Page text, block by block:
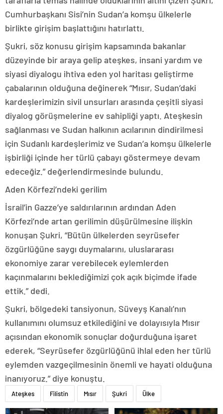
Cumhurbaşkanı Sisi’nin Sudan’a komşu ülkelerle
birlikte girişim başlattığını hatırlattı.
Şukri, söz konusu girişim kapsamında bakanlar
düzeyinde bir araya gelip ateşkes, insani yardım ve
siyasi diyalogu ihtiva eden yol haritası geliştirme
çabalarının olduğuna değinerek “Mısır, Sudan’daki
kardeşlerimizin sivil unsurları arasında çeşitli siyasi
diyalog görüşmelerine ev sahipliği yaptı. Ateşkesin
sağlanması ve Sudan halkının acılarının dindirilmesi
için Sudanlı kardeşlerimiz ve Sudan’a komşu ülkelerle
işbirliği içinde her türlü çabayı göstermeye devam
edeceğiz.” değerlendirmesinde bulundu.
Aden Körfezi’ndeki gerilim
İsrail’in Gazze’ye saldırılarının ardından Aden
Körfezi’nde artan gerilimin düşürülmesine ilişkin
konuşan Şukri, “Bütün ülkelerden seyrüsefer
özgürlüğüne saygı duymalarını, uluslararası
ekonomiye zarar verebilecek eylemlerden
kaçınmalarını beklediğimizi çok açık biçimde ifade
ettik.” dedi.
Şukri, bölgedeki tansiyonun, Süveyş Kanalı’nın
kullanımını olumsuz etkilediğini ve dolayısıyla Mısır
açısından ekonomik sonuçlar doğurduğuna işaret
ederek, “Seyrüsefer özgürlüğünü ihlal eden her türlü
eylemden vazgeçilmesinin önemli ve hayati olduğuna
inanıyoruz.” diye konuştu.
Ateşkes Filistin Mısır Şukri Ülke